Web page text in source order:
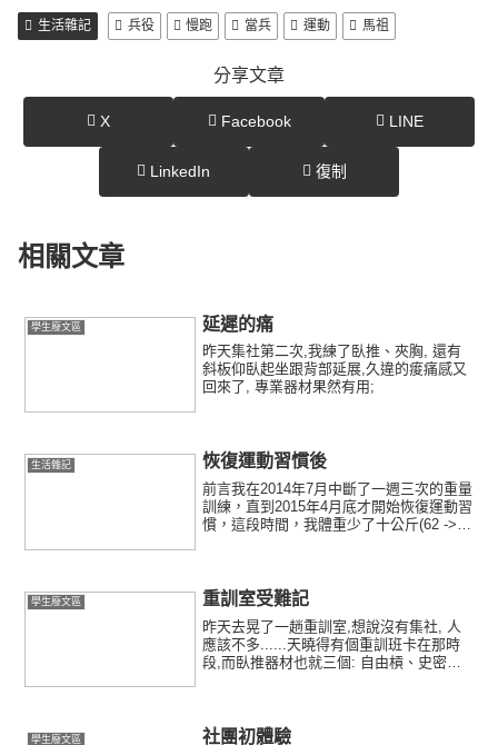
生活雜記 兵役 慢跑 當兵 運動 馬祖
分享文章
X Facebook LINE
LinkedIn 復制
相關文章
學生廢文區 延遲的痛
昨天集社第二次,我練了臥推、夾胸, 還有
斜板仰臥起坐跟背部延展,久違的痠痛感又
回來了, 專業器材果然有用;
生活雜記 恢復運動習慣後
前言我在2014年7月中斷了一週三次的重量
訓練，直到2015年4月底才開始恢復運動習
慣，這段時間，我體重少了十公斤(62 ->
學生廢文區 重訓室受難記
昨天去晃了一趟重訓室,想說沒有集社, 人
應該不多......天曉得有個重訓班卡在那時
段,而臥推器材也就三個: 自由槓、史密斯
學生廢文區 社團初體驗